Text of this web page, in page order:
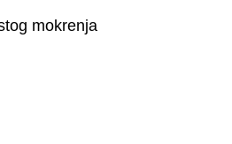
mokrenja